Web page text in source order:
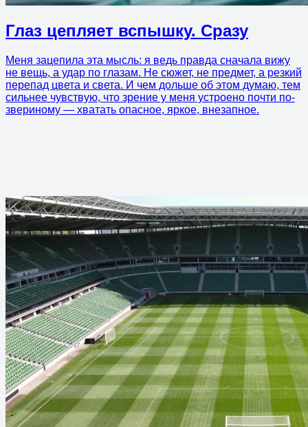
Глаз цепляет вспышку. Сразу
Меня зацепила эта мысль: я ведь правда сначала вижу
не вещь, а удар по глазам. Не сюжет, не предмет, а резкий
перепад цвета и света. И чем дольше об этом думаю, тем
сильнее чувствую, что зрение у меня устроено почти по-
звериному — хватать опасное, яркое, внезапное.